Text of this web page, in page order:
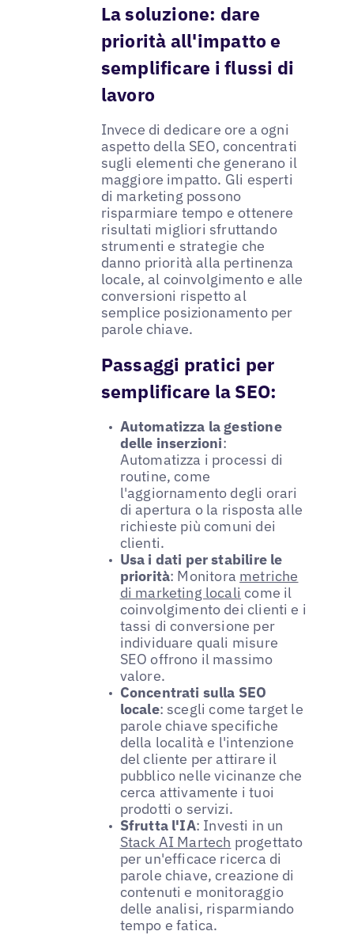
La soluzione: dare
priorità all'impatto e
semplificare i flussi di
lavoro
Invece di dedicare ore a ogni
aspetto della SEO, concentrati
sugli elementi che generano il
maggiore impatto. Gli esperti
di marketing possono
risparmiare tempo e ottenere
risultati migliori sfruttando
strumenti e strategie che
danno priorità alla pertinenza
locale, al coinvolgimento e alle
conversioni rispetto al
semplice posizionamento per
parole chiave.
Passaggi pratici per
semplificare la SEO:
Automatizza la gestione
delle inserzioni:
Automatizza i processi di
routine, come
l'aggiornamento degli orari
di apertura o la risposta alle
richieste più comuni dei
clienti.
Usa i dati per stabilire le
priorità: Monitora metriche
di marketing locali come il
coinvolgimento dei clienti e i
tassi di conversione per
individuare quali misure
SEO offrono il massimo
valore.
Concentrati sulla SEO
locale: scegli come target le
parole chiave specifiche
della località e l'intenzione
del cliente per attirare il
pubblico nelle vicinanze che
cerca attivamente i tuoi
prodotti o servizi.
Sfrutta l'IA: Investi in un
Stack AI Martech progettato
per un'efficace ricerca di
parole chiave, creazione di
contenuti e monitoraggio
delle analisi, risparmiando
tempo e fatica.